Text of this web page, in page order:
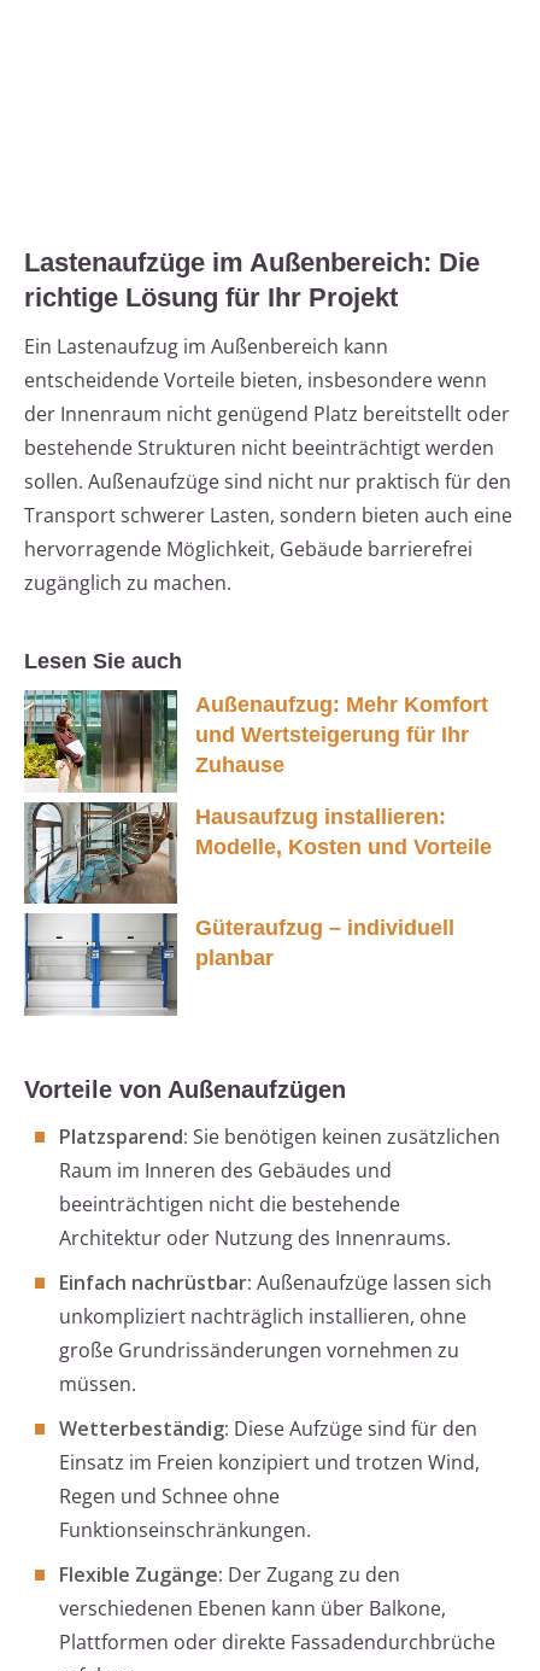
Lastenaufzüge im Außenbereich: Die
richtige Lösung für Ihr Projekt
Ein Lastenaufzug im Außenbereich kann
entscheidende Vorteile bieten, insbesondere wenn
der Innenraum nicht genügend Platz bereitstellt oder
bestehende Strukturen nicht beeinträchtigt werden
sollen. Außenaufzüge sind nicht nur praktisch für den
Transport schwerer Lasten, sondern bieten auch eine
hervorragende Möglichkeit, Gebäude barrierefrei
zugänglich zu machen.
Lesen Sie auch
Außenaufzug: Mehr Komfort
und Wertsteigerung für Ihr
Zuhause
Hausaufzug installieren:
Modelle, Kosten und Vorteile
Güteraufzug – individuell
planbar
Vorteile von Außenaufzügen
Platzsparend: Sie benötigen keinen zusätzlichen
Raum im Inneren des Gebäudes und
beeinträchtigen nicht die bestehende
Architektur oder Nutzung des Innenraums.
Einfach nachrüstbar: Außenaufzüge lassen sich
unkompliziert nachträglich installieren, ohne
große Grundrissänderungen vornehmen zu
müssen.
Wetterbeständig: Diese Aufzüge sind für den
Einsatz im Freien konzipiert und trotzen Wind,
Regen und Schnee ohne
Funktionseinschränkungen.
Flexible Zugänge: Der Zugang zu den
verschiedenen Ebenen kann über Balkone,
Plattformen oder direkte Fassadendurchbrüche